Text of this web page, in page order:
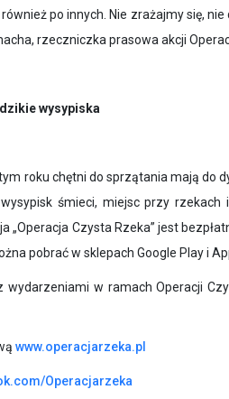
po innych. Nie zrażajmy się,
rzeczniczka prasowa akcji
wysypiska
roku chętni do sprzątania mają do
śmieci, miejsc przy
„Operacja Czysta Rzeka” jest
pobrać w sklepach Google Play i
wydarzeniami w ramach Operacji
www.operacjarzeka.pl
Operacjarzeka